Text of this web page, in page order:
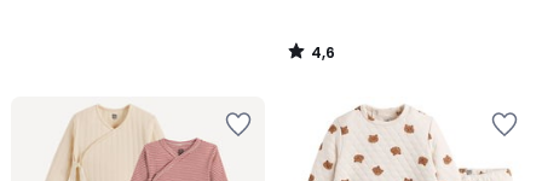
4,6
/